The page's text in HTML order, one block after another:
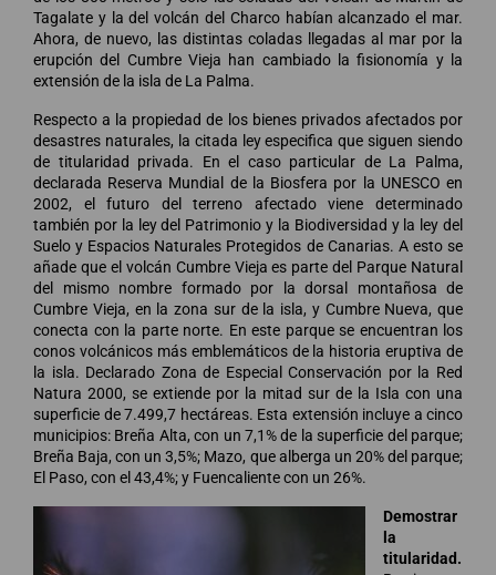
Tagalate y la del volcán del Charco habían alcanzado el mar.
Ahora, de nuevo, las distintas coladas llegadas al mar por la
erupción del Cumbre Vieja han cambiado la fisionomía y la
extensión de la isla de La Palma.
Respecto a la propiedad de los bienes privados afectados por
desastres naturales, la citada ley especifica que siguen siendo
de titularidad privada. En el caso particular de La Palma,
declarada Reserva Mundial de la Biosfera por la UNESCO en
2002, el futuro del terreno afectado viene determinado
también por la ley del Patrimonio y la Biodiversidad y la ley del
Suelo y Espacios Naturales Protegidos de Canarias. A esto se
añade que el volcán Cumbre Vieja es parte del Parque Natural
del mismo nombre formado por la dorsal montañosa de
Cumbre Vieja, en la zona sur de la isla, y Cumbre Nueva, que
conecta con la parte norte. En este parque se encuentran los
conos volcánicos más emblemáticos de la historia eruptiva de
la isla. Declarado Zona de Especial Conservación por la Red
Natura 2000, se extiende por la mitad sur de la Isla con una
superficie de 7.499,7 hectáreas. Esta extensión incluye a cinco
municipios: Breña Alta, con un 7,1% de la superficie del parque;
Breña Baja, con un 3,5%; Mazo, que alberga un 20% del parque;
El Paso, con el 43,4%; y Fuencaliente con un 26%.
Demostrar
la
titularidad.